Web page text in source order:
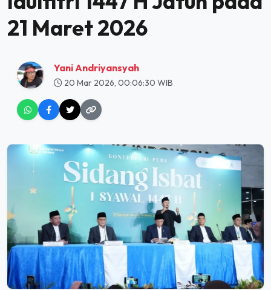
21 Maret 2026
Yani Andriyansyah
20 Mar 2026, 00:06:30 WIB